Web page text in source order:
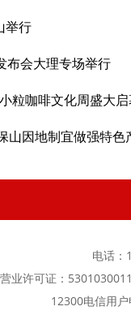
举行
布会大理专场举行
粒咖啡文化周盛大
山因地制宜做强特色
电话
业许可证：
12300电信用